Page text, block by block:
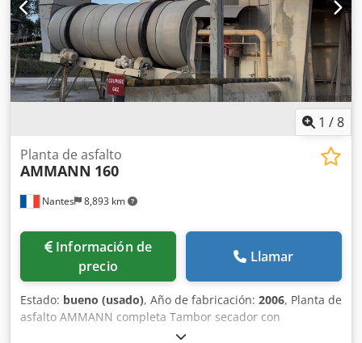
1 /8
Nantes 8,893 km
Planta de asfalto
AMMANN 160
Información de
precio
Llamar
Estado: bueno (usado), Año de fabricación: 2006, Planta de
asfalto AMMANN completa Tambor secador con
quemador: 2006 Filtro: 2014 Automatización ERMIIS: 2013